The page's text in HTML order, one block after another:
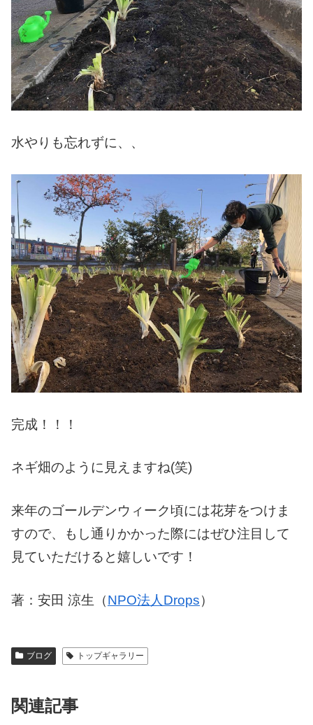
水やりも忘れずに、、
完成！！！
ネギ畑のように見えますね(笑)
来年のゴールデンウィーク頃には花芽をつけま
すので、もし通りかかった際にはぜひ注目して
見ていただけると嬉しいです！
著：安田 涼生（NPO法人Drops）
ブログ トップギャラリー
関連記事